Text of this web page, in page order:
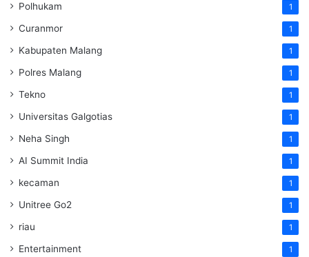
Polhukam 1
Curanmor 1
Kabupaten Malang 1
Polres Malang 1
Tekno 1
Universitas Galgotias 1
Neha Singh 1
AI Summit India 1
kecaman 1
Unitree Go2 1
riau 1
Entertainment 1